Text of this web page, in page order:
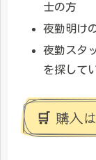
士の方
夜勤明け
夜勤スタ
を探して
🛒 購入